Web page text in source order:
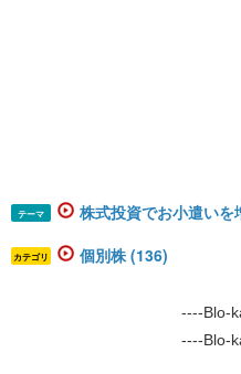
テーマ 株式投資でお小遣い
カテゴリ 個別株 (136)
----Blo-
----Blo-